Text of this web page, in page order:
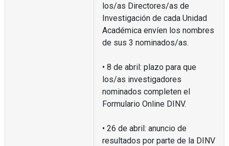
los/as Directores/as de
Investigación de cada Unidad
Académica envíen los nombres
de sus 3 nominados/as.
• 8 de abril: plazo para que
los/as investigadores
nominados completen el
Formulario Online DINV.
• 26 de abril: anuncio de
resultados por parte de la DINV